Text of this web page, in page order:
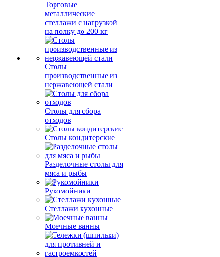
Торговые
металлические
стеллажи с нагрузкой
на полку до 200 кг
Столы
производственные из
нержавеющей стали
Столы для сбора
отходов
Столы кондитерские
Разделочные столы для
мяса и рыбы
Рукомойники
Стеллажи кухонные
Моечные ванны